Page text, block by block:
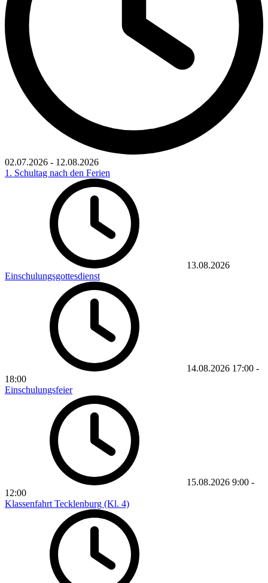
02.07.2026 - 12.08.2026
1. Schultag nach den Ferien
13.08.2026
Einschulungsgottesdienst
14.08.2026 17:00 -
18:00
Einschulungsfeier
15.08.2026 9:00 -
12:00
Klassenfahrt Tecklenburg (Kl. 4)